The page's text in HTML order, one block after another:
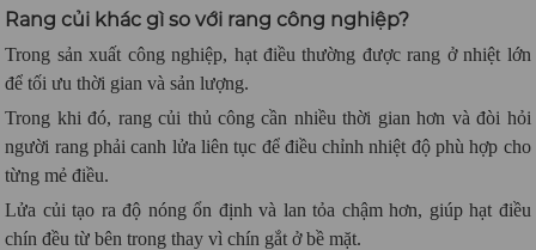
Rang củi khác gì so với rang công nghiệp?
Trong sản xuất công nghiệp, hạt điều thường được rang ở nhiệt lớn
để tối ưu thời gian và sản lượng.
Trong khi đó, rang củi thủ công cần nhiều thời gian hơn và đòi hỏi
người rang phải canh lửa liên tục để điều chỉnh nhiệt độ phù hợp cho
từng mẻ điều.
Lửa củi tạo ra độ nóng ổn định và lan tỏa chậm hơn, giúp hạt điều
chín đều từ bên trong thay vì chín gắt ở bề mặt.